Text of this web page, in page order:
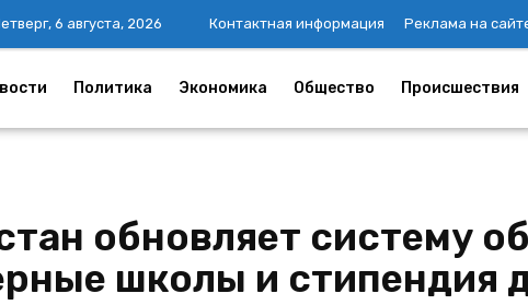
6 августа, 2026 Контактная информация Реклама на
Политика Экономика Общество Происшествия
обновляет систему
школы и стипендия